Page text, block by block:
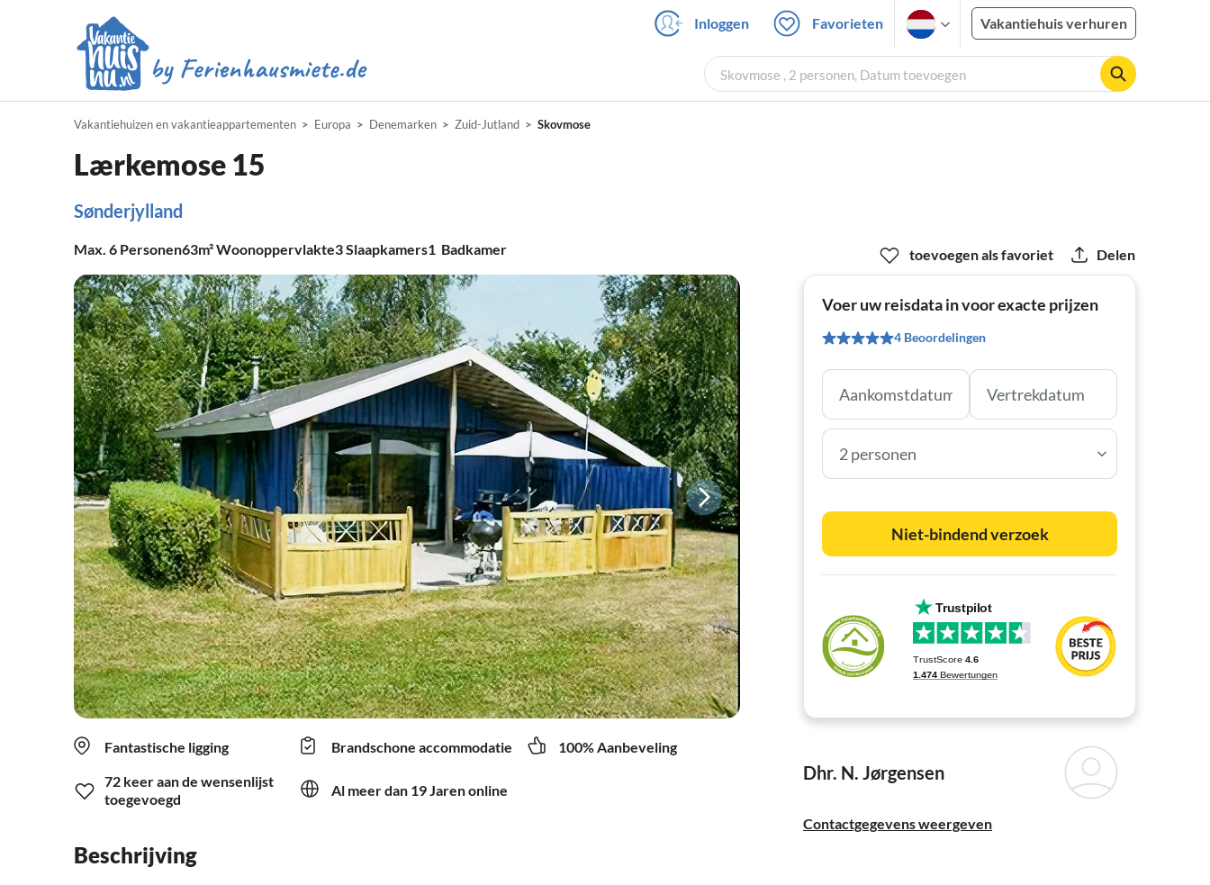
Inloggen Favorieten Vakantiehuis verhuren
Skovmose , 2 personen, Datum toevoegen
Vakantiehuizen en vakantieappartementen Europa Denemarken Zuid-Jutland Skovmose
Lærkemose 15
Sønderjylland
Max. 6 Personen63m²Woonoppervlakte3Slaapkamers1 Badkamer
Fantastische ligging Brandschone accommodatie
100% Aanbeveling
72 keer aan de wensenlijst
toegevoegd
Al meer dan 19 Jaren online
Beschrijving
toevoegen als favoriet Delen
Voer uw reisdata in voor exacte prijzen
4 Beoordelingen
2 personen
Niet-bindend verzoek
Dhr. N. Jørgensen
Contactgegevens weergeven